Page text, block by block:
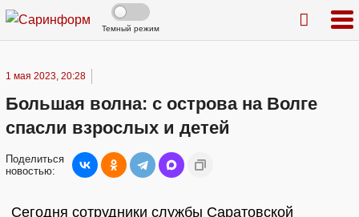
Темный режим
1 мая 2023, 20:28
Большая волна: с острова на Волге
спасли взрослых и детей
Поделиться
новостью:
Сегодня сотрудники службы Саратовской